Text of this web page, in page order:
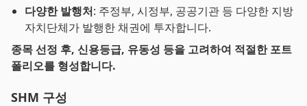
다양한 발행처: 주정부, 시정부, 공공기관 등 다양한 지방
자치단체가 발행한 채권에 투자합니다.
종목 선정 후, 신용등급, 유동성 등을 고려하여 적절한 포트
폴리오를 형성합니다.
SHM 구성